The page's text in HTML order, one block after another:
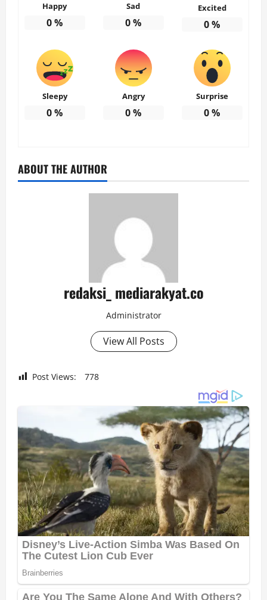
Happy
0%
Sad
0%
Excited
0%
Sleepy
0%
Angry
0%
Surprise
0%
ABOUT THE AUTHOR
redaksi_ mediarakyat.co
Administrator
View All Posts
Post Views: 778